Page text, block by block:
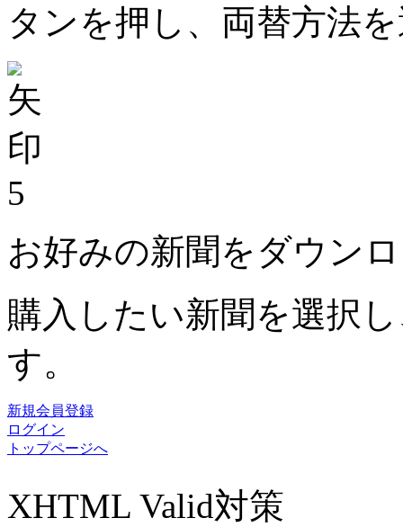
タンを押し、両替方法
5
お好みの新聞をダウン
購入したい新聞を選択
す。
新規会員登録
ログイン
トップページへ
XHTML Valid対策